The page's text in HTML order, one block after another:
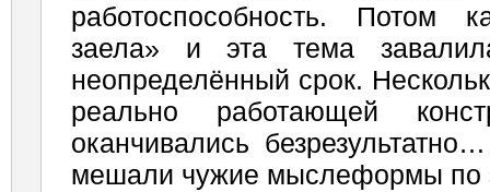
работоспособность. Потом
заела» и эта тема
неопределённый срок.
реально работающей
оканчивались
мешали чужие мыслеформы по